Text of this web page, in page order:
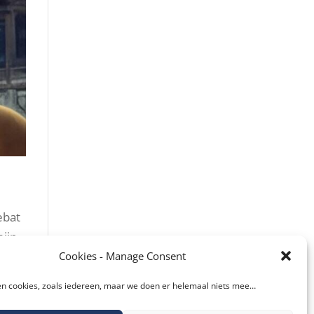
Cookies - Manage Consent
cookies, zoals iedereen, maar we doen er helemaal niets mee…